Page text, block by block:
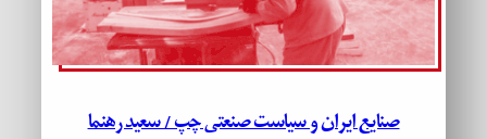
صنایع ایران و سیاست صنعتی چپ / سعید رهنما